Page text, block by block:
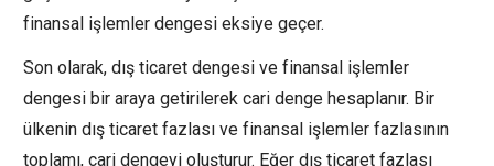
finansal işlemler dengesi eksiye geçer.
Son olarak, dış ticaret dengesi ve finansal işlemler
dengesi bir araya getirilerek cari denge hesaplanır. Bir
ülkenin dış ticaret fazlası ve finansal işlemler fazlasının
toplamı, cari dengeyi oluşturur. Eğer dış ticaret fazlası